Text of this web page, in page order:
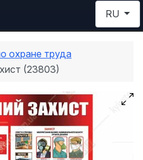
RU
охране труда
(23803)